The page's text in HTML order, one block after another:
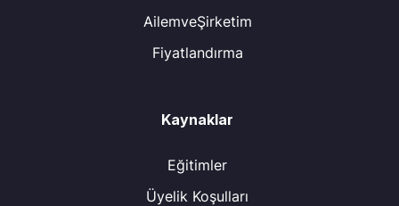
AilemveŞirketim
Fiyatlandırma
Kaynaklar
Eğitimler
Üyelik Koşulları